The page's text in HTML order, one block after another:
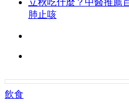
肺止咳
飲食